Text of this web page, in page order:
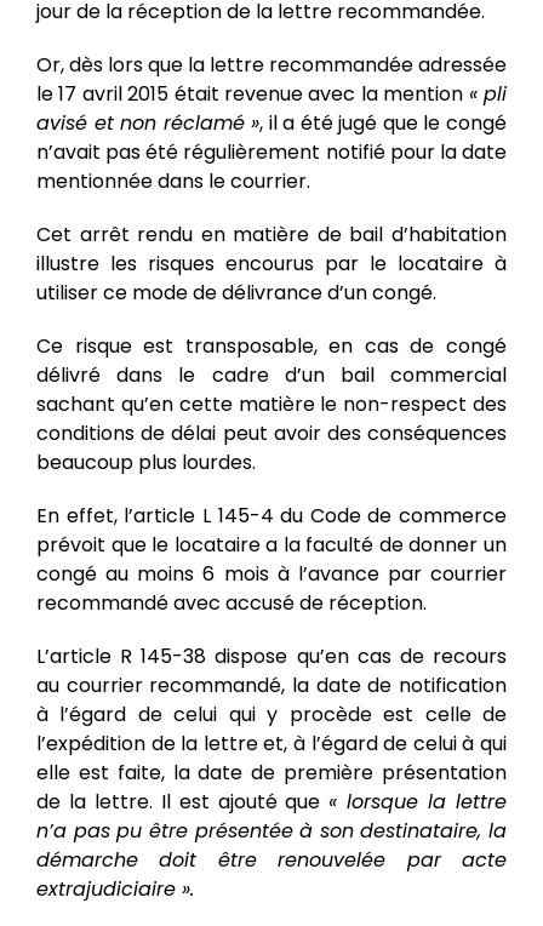
jour de la réception de la lettre recommandée.
Or, dès lors que la lettre recommandée adressée
le 17 avril 2015 était revenue avec la mention « pli
avisé et non réclamé », il a été jugé que le congé
n’avait pas été régulièrement notifié pour la date
mentionnée dans le courrier.
Cet arrêt rendu en matière de bail d’habitation
illustre les risques encourus par le locataire à
utiliser ce mode de délivrance d’un congé.
Ce risque est transposable, en cas de congé
délivré dans le cadre d’un bail commercial
sachant qu’en cette matière le non-respect des
conditions de délai peut avoir des conséquences
beaucoup plus lourdes.
En effet, l’article L 145-4 du Code de commerce
prévoit que le locataire a la faculté de donner un
congé au moins 6 mois à l’avance par courrier
recommandé avec accusé de réception.
L’article R 145-38 dispose qu’en cas de recours
au courrier recommandé, la date de notification
à l’égard de celui qui y procède est celle de
l’expédition de la lettre et, à l’égard de celui à qui
elle est faite, la date de première présentation
de la lettre. Il est ajouté que« lorsque la lettre
n’a pas pu être présentée à son destinataire, la
démarche doit être renouvelée par acte
extrajudiciaire ».